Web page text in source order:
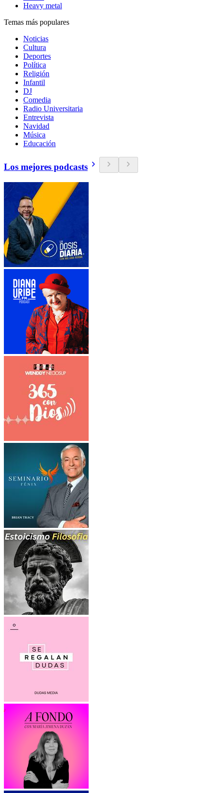
Heavy metal
Temas más populares
Noticias
Cultura
Deportes
Política
Religión
Infantil
DJ
Comedia
Radio Universitaria
Entrevista
Navidad
Música
Educación
Los mejores podcasts